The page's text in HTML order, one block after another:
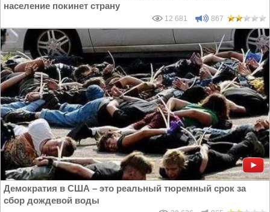
население покинет страну
12 681 867
Демократия в США – это реальный тюремный срок за
сбор дождевой воды